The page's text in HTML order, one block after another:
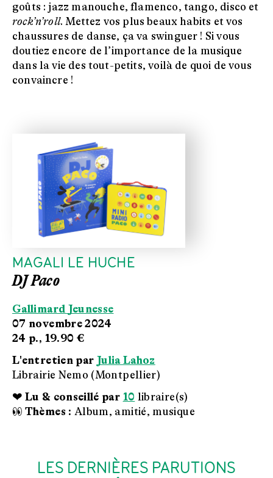
MAGALI LE HUCHE
DJ Paco
Gallimard Jeunesse
07 novembre 2024
24 p., 19.90 €
L'entretien par Julia Lahoz
Librairie Nemo (Montpellier)
❤ Lu & conseillé par 10 libraire(s)
👀 Thèmes : Album, amitié, musique
goûts : jazz manouche, flamenco, tango, disco et
rock’n’roll. Mettez vos plus beaux habits et vos
chaussures de danse, ça va swinguer ! Si vous
doutiez encore de l’importance de la musique
dans la vie des tout-petits, voilà de quoi de vous
convaincre !
LES DERNIÈRES PARUTIONS